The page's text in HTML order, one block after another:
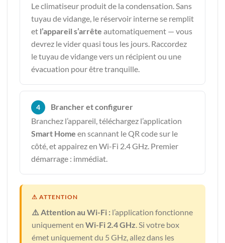
Le climatiseur produit de la condensation. Sans
tuyau de vidange, le réservoir interne se remplit
et l’appareil s’arrête automatiquement — vous
devrez le vider quasi tous les jours. Raccordez
le tuyau de vidange vers un récipient ou une
évacuation pour être tranquille.
4
Brancher et configurer
Branchez l’appareil, téléchargez l’application
Smart Home en scannant le QR code sur le
côté, et appairez en Wi-Fi 2.4 GHz. Premier
démarrage : immédiat.
⚠️ Attention au Wi-Fi : l’application fonctionne
uniquement en Wi-Fi 2.4 GHz. Si votre box
émet uniquement du 5 GHz, allez dans les